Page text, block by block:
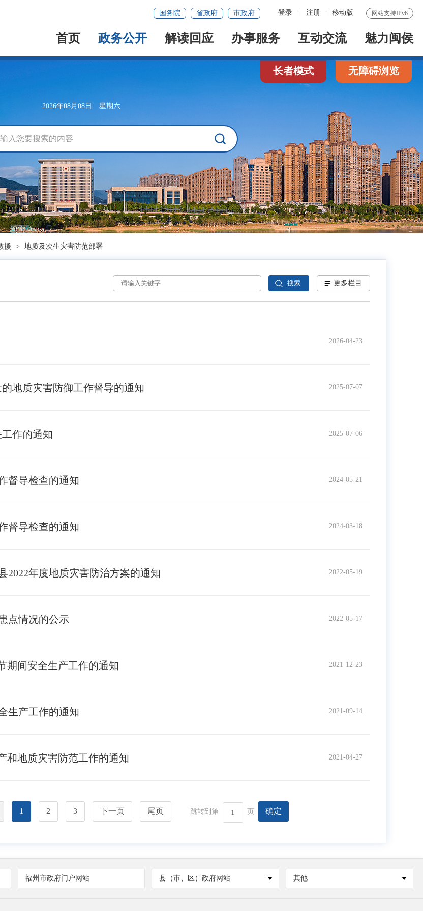
网站支持IPv6
登录 注册 移动版
国务院 省政府 市政府
首页 政务公开 解读回应 办事服务 互动交流 魅力闽侯
2026年08月08日 星期六
长者模式 无障碍浏览
援 > 地质及次生灾害防范部署
更多栏目
2026-04-23
2025-07-07
地质灾害防御工作督导的通知
2025-07-06
作的通知
2024-05-21
督导检查的通知
2024-03-18
督导检查的通知
2022-05-19
2022年度地质灾害防治方案的通知
2022-05-17
点情况的公示
2021-12-23
期间安全生产工作的通知
2021-09-14
生产工作的通知
2021-04-27
和地质灾害防范工作的通知
1 2 3 下一页 尾页 跳转到第 页 确定
福州市政府门户网站 县（市、区）政府网站 其他